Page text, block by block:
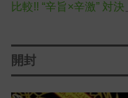
比較!! “辛旨×辛激” 対決
開封